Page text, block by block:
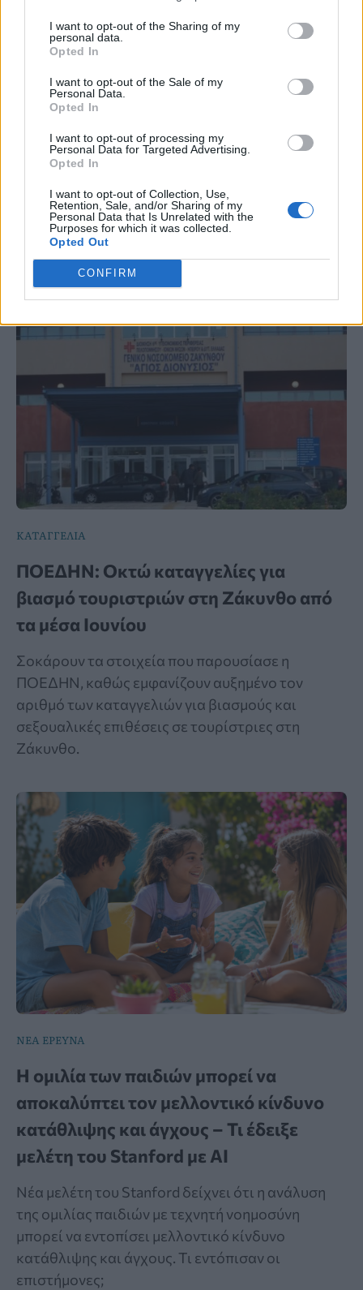
I want to opt-out of the Sharing of my
personal data.
Opted In
I want to opt-out of the Sale of my
Personal Data.
Opted In
I want to opt-out of processing my
Personal Data for Targeted Advertising.
Opted In
I want to opt-out of Collection, Use,
Retention, Sale, and/or Sharing of my
Personal Data that Is Unrelated with the
Purposes for which it was collected.
Opted Out
CONFIRM
ΑΛΆΤΙ ΕΥΤΥΧΙΑ
Just in
ΚΑΤΑΓΓΕΛΙΑ
ΠΟΕΔΗΝ: Οκτώ καταγγελίες για
βιασμό τουριστριών στη Ζάκυνθο από
τα μέσα Ιουνίου
Σοκάρουν τα στοιχεία που παρουσίασε η
ΠΟΕΔΗΝ, καθώς εμφανίζουν αυξημένο τον
αριθμό των καταγγελιών για βιασμούς και
σεξουαλικές επιθέσεις σε τουρίστριες στη
Ζάκυνθο.
ΝΕΑ ΕΡΕΥΝΑ
Η ομιλία των παιδιών μπορεί να
αποκαλύπτει τον μελλοντικό κίνδυνο
κατάθλιψης και άγχους – Τι έδειξε
μελέτη του Stanford με AI
Νέα μελέτη του Stanford δείχνει ότι η ανάλυση
της ομιλίας παιδιών με τεχνητή νοημοσύνη
μπορεί να εντοπίσει μελλοντικό κίνδυνο
κατάθλιψης και άγχους. Τι εντόπισαν οι
επιστήμονες;